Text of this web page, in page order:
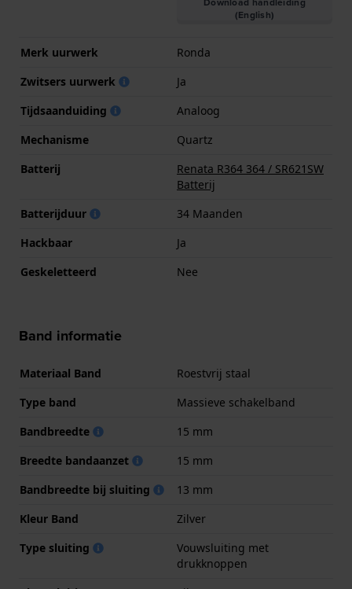
(English)
Merk uurwerk
Ronda
Zwitsers uurwerk
Ja
Tijdsaanduiding
Analoog
Mechanisme
Quartz
Batterij
Renata R364 364 / SR621SW
Batterij
Batterijduur
34 Maanden
Hackbaar
Ja
Geskeletteerd
Nee
Band informatie
Materiaal Band
Roestvrij staal
Type band
Massieve schakelband
Bandbreedte
15 mm
Breedte bandaanzet
15 mm
Bandbreedte bij sluiting
13 mm
Kleur Band
Zilver
Type sluiting
Vouwsluiting met
drukknoppen